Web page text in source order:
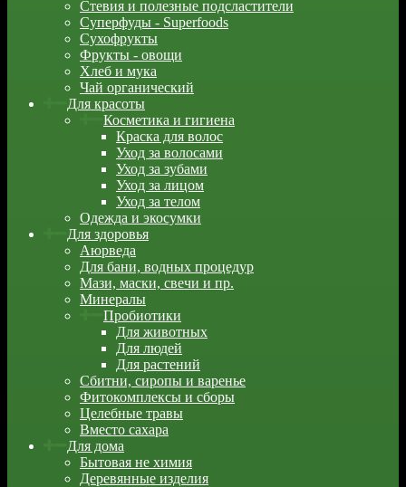
Стевия и полезные подсластители
Суперфуды - Superfoods
Сухофрукты
Фрукты - овощи
Хлеб и мука
Чай органический
Для красоты
Косметика и гигиена
Краска для волос
Уход за волосами
Уход за зубами
Уход за лицом
Уход за телом
Одежда и экосумки
Для здоровья
Аюрведа
Для бани, водных процедур
Мази, маски, свечи и пр.
Минералы
Пробиотики
Для животных
Для людей
Для растений
Сбитни, сиропы и варенье
Фитокомплексы и сборы
Целебные травы
Вместо сахара
Для дома
Бытовая не химия
Деревянные изделия